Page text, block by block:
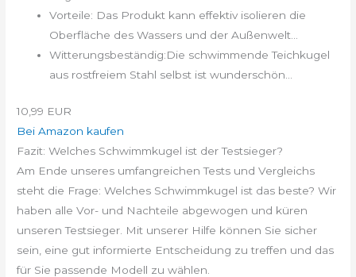
Vorteile: Das Produkt kann effektiv isolieren die
Oberfläche des Wassers und der Außenwelt...
Witterungsbeständig:Die schwimmende Teichkugel
aus rostfreiem Stahl selbst ist wunderschön...
10,99 EUR
Bei Amazon kaufen
Fazit: Welches Schwimmkugel ist der Testsieger?
Am Ende unseres umfangreichen Tests und Vergleichs
steht die Frage: Welches Schwimmkugel ist das beste? Wir
haben alle Vor- und Nachteile abgewogen und küren
unseren Testsieger. Mit unserer Hilfe können Sie sicher
sein, eine gut informierte Entscheidung zu treffen und das
für Sie passende Modell zu wählen.